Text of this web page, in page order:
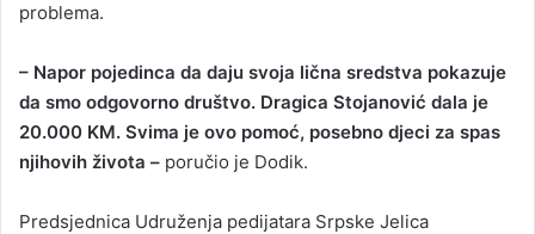
problema.
– Napor pojedinca da daju svoja lična sredstva pokazuje
da smo odgovorno društvo. Dragica Stojanović dala je
20.000 KM. Svima je ovo pomoć, posebno djeci za spas
njihovih života – poručio je Dodik.
Predsjednica Udruženja pedijatara Srpske Jelica